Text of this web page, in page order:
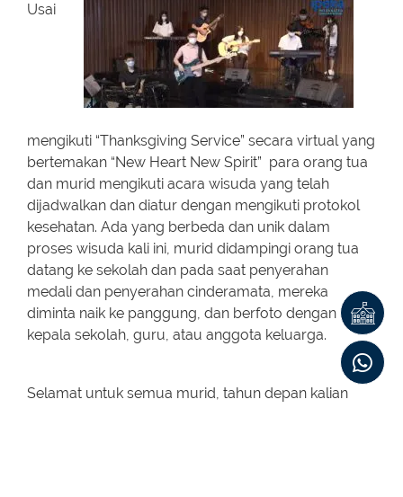
Usai
mengikuti “Thanksgiving Service” secara virtual yang
bertemakan “New Heart New Spirit” para orang tua
dan murid mengikuti acara wisuda yang telah
dijadwalkan dan diatur dengan mengikuti protokol
kesehatan. Ada yang berbeda dan unik dalam
proses wisuda kali ini, murid didampingi orang tua
datang ke sekolah dan pada saat penyerahan
medali dan penyerahan cinderamata, mereka
diminta naik ke panggung, dan berfoto dengan
kepala sekolah, guru, atau anggota keluarga.
Selamat untuk semua murid, tahun depan kalian